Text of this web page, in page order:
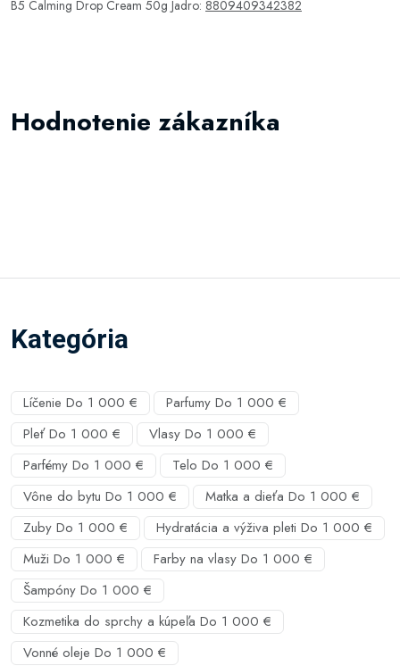
B5 Calming Drop Cream 50g Jadro: 8809409342382
Hodnotenie zákazníka
Kategória
Líčenie Do 1 000 €
Parfumy Do 1 000 €
Pleť Do 1 000 €
Vlasy Do 1 000 €
Parfémy Do 1 000 €
Telo Do 1 000 €
Vône do bytu Do 1 000 €
Matka a dieťa Do 1 000 €
Zuby Do 1 000 €
Hydratácia a výživa pleti Do 1 000 €
Muži Do 1 000 €
Farby na vlasy Do 1 000 €
Šampóny Do 1 000 €
Kozmetika do sprchy a kúpeľa Do 1 000 €
Vonné oleje Do 1 000 €